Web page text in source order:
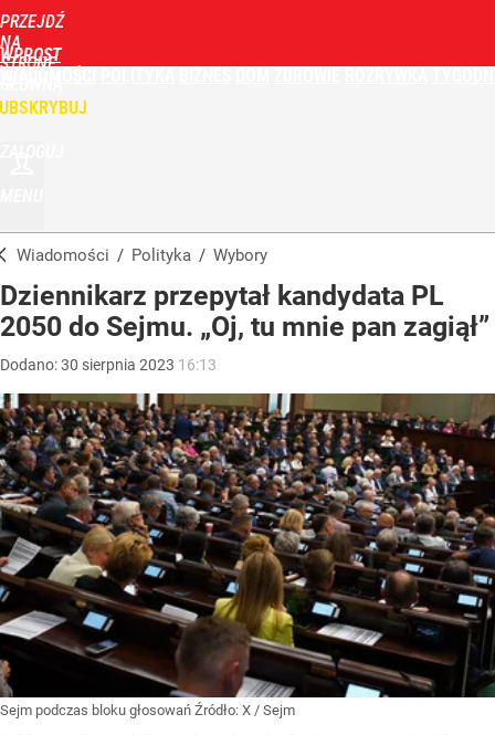
PRZEJDŹ
NA
STRONĘ
WPROST
Wiadomości / Polityka / Wybory
Dziennikarz przepytał kandydata PL
2050 do Sejmu. „Oj, tu mnie pan zagiął”
Dodano:30 sierpnia 2023 16:13
Sejm podczas bloku głosowań Źródło: X / Sejm